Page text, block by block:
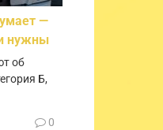
—
нужны
об
Б,
0